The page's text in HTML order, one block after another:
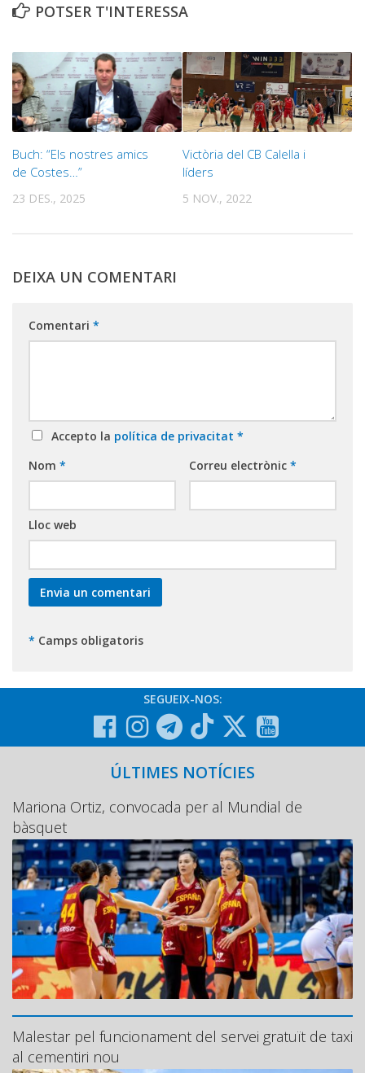
POTSER T'INTERESSA
Buch: “Els nostres amics
de Costes…”
23 DES., 2025
Victòria del CB Calella i
líders
5 NOV., 2022
DEIXA UN COMENTARI
Comentari *
Accepto la política de privacitat *
Nom * Correu electrònic *
Lloc web
* Camps obligatoris
SEGUEIX-NOS:
ÚLTIMES NOTÍCIES
Mariona Ortiz, convocada per al Mundial de
bàsquet
Malestar pel funcionament del servei gratuït de taxi
al cementiri nou